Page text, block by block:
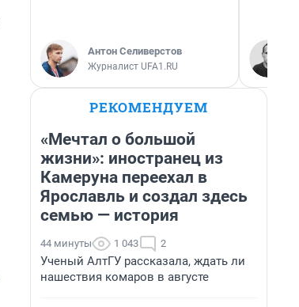
Антон Селиверстов
Журналист UFA1.RU
РЕКОМЕНДУЕМ
«Мечтал о большой
жизни»: иностранец из
Камеруна переехал в
Ярославль и создал здесь
семью — история
44 минуты 1 043 2
Ученый АлтГУ рассказала, ждать ли
нашествия комаров в августе